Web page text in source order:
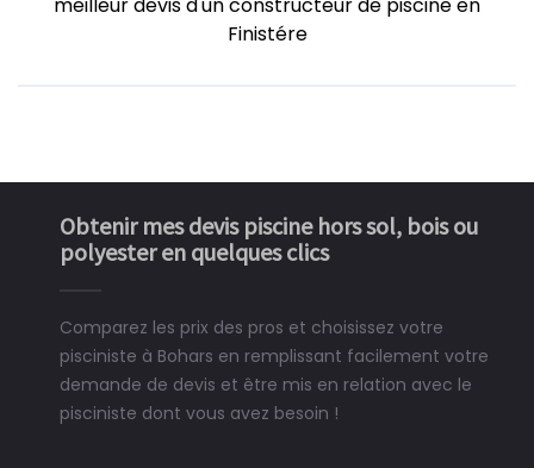
Finistére
Obtenir mes devis piscine hors sol, bois ou
polyester en quelques clics
Comparez les prix des pros et choisissez votre
pisciniste à Bohars en remplissant facilement votre
demande de devis et être mis en relation avec le
pisciniste dont vous avez besoin !